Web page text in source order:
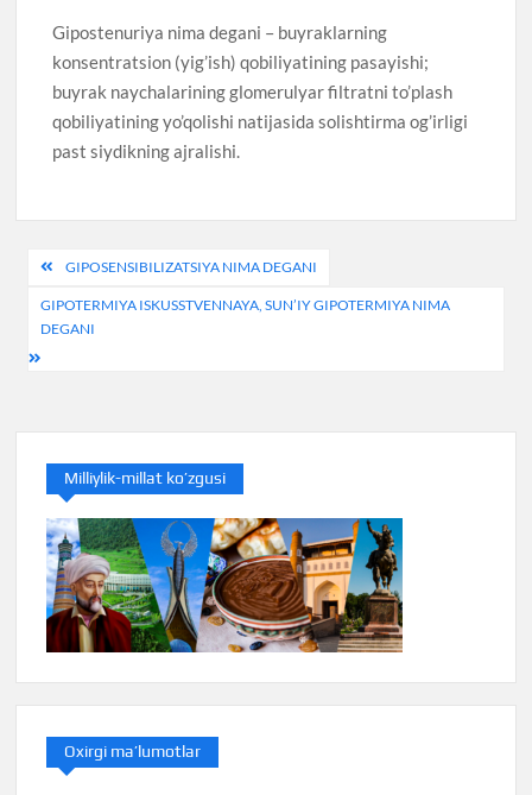
Gipostenuriya nima degani – buyraklarning
konsentratsion (yig’ish) qobiliyatining pasayishi;
buyrak naychalarining glomerulyar filtratni to’plash
qobiliyatining yo’qolishi natijasida solishtirma og’irligi
past siydikning ajralishi.
Post
menyusi
GIPOSENSIBILIZATSIYA NIMA DEGANI
GIPOTERMIYA ISKUSSTVENNAYA, SUN’IY GIPOTERMIYA NIMA
DEGANI
Milliylik-millat ko’zgusi
Oxirgi ma’lumotlar